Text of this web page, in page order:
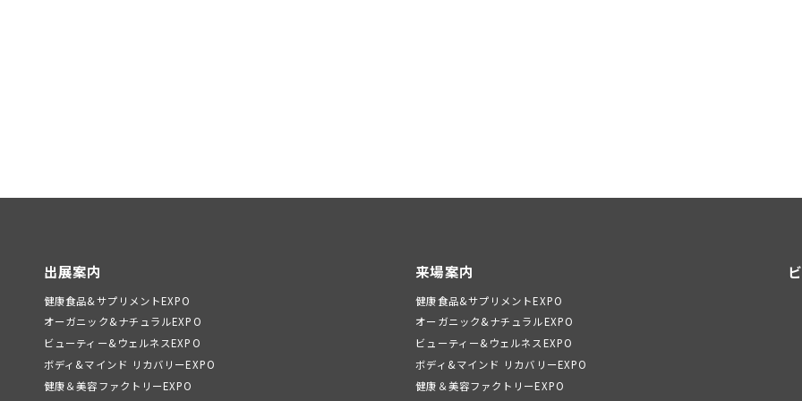
出展案内
健康食品&サプリメントEXPO
オーガニック&ナチュラルEXPO
ビューティー&ウェルネスEXPO
ボディ&マインド リカバリーEXPO
健康＆美容ファクトリーEXPO
来場案内
健康食品&サプリメントEXPO
オーガニック&ナチュラルEXPO
ビューティー&ウェルネスEXPO
ボディ&マインド リカバリーEXPO
健康＆美容ファクトリーEXPO